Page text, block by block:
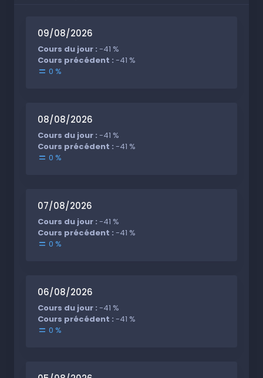
09/08/2026
Cours du jour : -41 %
Cours précédent : -41 %
0 %
08/08/2026
Cours du jour : -41 %
Cours précédent : -41 %
0 %
07/08/2026
Cours du jour : -41 %
Cours précédent : -41 %
0 %
06/08/2026
Cours du jour : -41 %
Cours précédent : -41 %
0 %